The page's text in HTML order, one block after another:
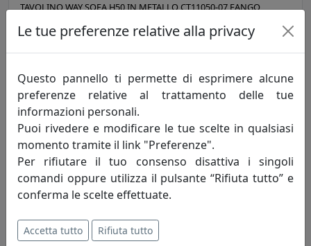
TAVOLINO WAY SOFA H50 IN METALLO CT11050-07 FANGO
MemeDesign
Le tue preferenze relative alla privacy
Questo pannello ti permette di esprimere alcune
preferenze relative al trattamento delle tue
informazioni personali.
Puoi rivedere e modificare le tue scelte in qualsiasi
momento tramite il link "Preferenze".
Per rifiutare il tuo consenso disattiva i singoli
comandi oppure utilizza il pulsante “Rifiuta tutto” e
conferma le scelte effettuate.
Accetta tutto Rifiuta tutto